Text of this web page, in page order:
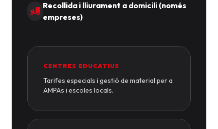
Recollida i lliurament a domicili (només
empreses)
CENTRES EDUCATIUS
Tarifes especials i gestió de material per a
AMPAs i escoles locals.